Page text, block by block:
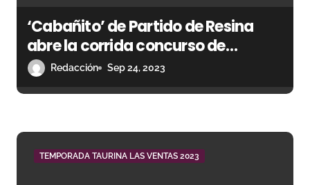
‘Cabañito’ de Partido de Resina
abre la corrida concurso de
ganaderías
Redacción Sep 24, 2023
TEMPORADA TAURINA LAS VENTAS 2023